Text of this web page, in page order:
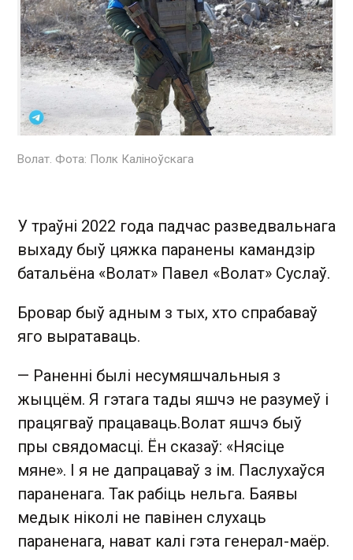
Волат. Фота: Полк Каліноўскага
У траўні 2022 года падчас разведвальнага
выхаду быў цяжка паранены камандзір
батальёна «Волат» Павел «Волат» Суслаў.
Бровар быў адным з тых, хто спрабаваў
яго выратаваць.
— Раненні былі несумяшчальныя з
жыццём. Я гэтага тады яшчэ не разумеў і
працягваў працаваць.Волат яшчэ быў
пры свядомасці. Ён сказаў: «Нясіце
мяне». І я не дапрацаваў з ім. Паслухаўся
параненага. Так рабіць нельга. Баявы
медык ніколі не павінен слухаць
параненага, нават калі гэта генерал-маёр.